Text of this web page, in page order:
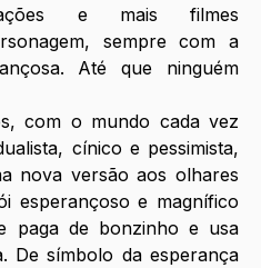
e mais filmes
sempre com a
Até que ninguém
com o mundo cada vez
cínico e pessimista,
nova versão aos olhares
esperançoso e magnífico
paga de bonzinho e usa
De símbolo da esperança